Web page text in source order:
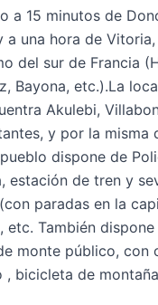
a 15 minutos de
a una hora de
del sur de Francia
Bayona, etc.).La
Akulebi,
y por la misma
dispone de
estación de tren y
paradas en la
etc. También dispone
monte público, con
, bicicleta de